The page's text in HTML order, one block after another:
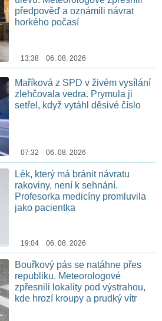
předpověď a oznámili návrat
horkého počasí
13:38 06. 08. 2026
Maříková z SPD v živém vysílání
zlehčovala vedra. Prymula ji
setřel, když vytáhl děsivé číslo
07:32 06. 08. 2026
Lék, který má bránit návratu
rakoviny, není k sehnání.
Profesorka medicíny promluvila
jako pacientka
19:04 06. 08. 2026
Bouřkový pás se natáhne přes
republiku. Meteorologové
zpřesnili lokality pod výstrahou,
kde hrozí kroupy a prudký vítr